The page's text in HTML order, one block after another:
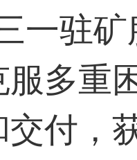
一驻
多重
付，